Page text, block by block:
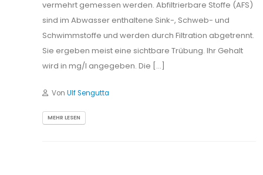
vermehrt gemessen werden. Abfiltrierbare Stoffe (AFS)
sind im Abwasser enthaltene Sink-, Schweb- und
Schwimmstoffe und werden durch Filtration abgetrennt.
Sie ergeben meist eine sichtbare Trübung. Ihr Gehalt
wird in mg/l angegeben. Die […]
Von Ulf Sengutta
MEHR LESEN